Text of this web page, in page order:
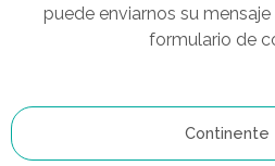
puede enviarnos su
formulario de